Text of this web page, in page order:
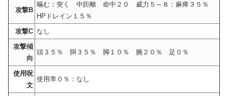
攻撃B
噛む：突く 中距離 命中２０ 威力５～８：麻痺３５％
HPドレイン１５％
攻撃C なし
攻撃傾
向
頭３５％ 胴３５％ 脚１０％ 腕２０％ 足０％
使用呪
文
使用率０％：なし